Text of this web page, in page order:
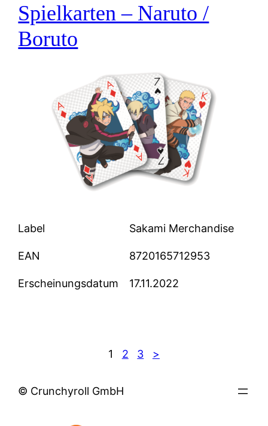
Spielkarten – Naruto /
Boruto
Label Sakami Merchandise
EAN 8720165712953
Erscheinungsdatum 17.11.2022
1 2 3 >
© Crunchyroll GmbH